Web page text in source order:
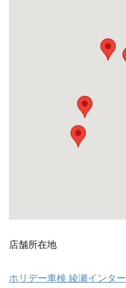
店舗所在地
ホリデー車検 綾瀬インター